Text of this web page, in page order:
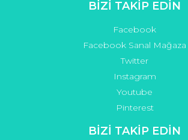
BİZİ TAKİP EDİN
Facebook
Facebook Sanal Mağaza
Twitter
Instagram
Youtube
Pinterest
BİZİ TAKİP EDİN